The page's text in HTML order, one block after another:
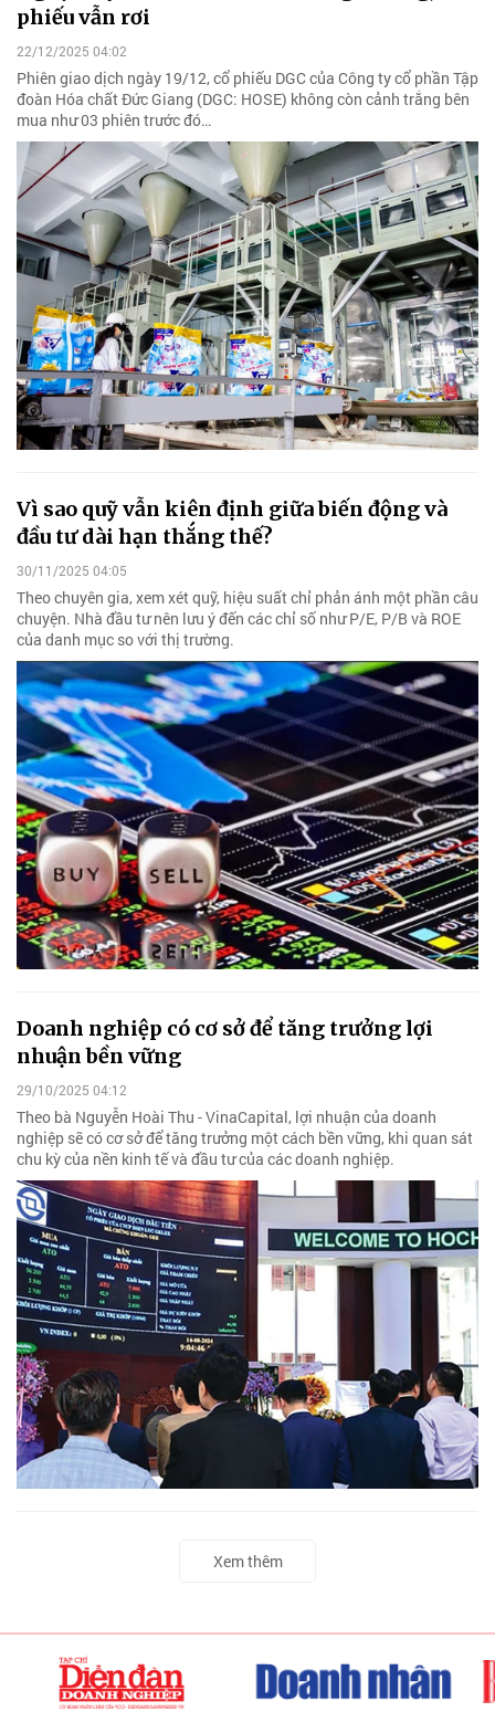
phiếu vẫn rơi
22/12/2025 04:02
Phiên giao dịch ngày 19/12, cổ phiếu DGC của Công ty cổ phần Tập
đoàn Hóa chất Đức Giang (DGC: HOSE) không còn cảnh trắng bên
mua như 03 phiên trước đó…
Vì sao quỹ vẫn kiên định giữa biến động và
đầu tư dài hạn thắng thế?
30/11/2025 04:05
Theo chuyên gia, xem xét quỹ, hiệu suất chỉ phản ánh một phần câu
chuyện. Nhà đầu tư nên lưu ý đến các chỉ số như P/E, P/B và ROE
của danh mục so với thị trường.
Doanh nghiệp có cơ sở để tăng trưởng lợi
nhuận bền vững
29/10/2025 04:12
Theo bà Nguyễn Hoài Thu - VinaCapital, lợi nhuận của doanh
nghiệp sẽ có cơ sở để tăng trưởng một cách bền vững, khi quan sát
chu kỳ của nền kinh tế và đầu tư của các doanh nghiệp.
Xem thêm